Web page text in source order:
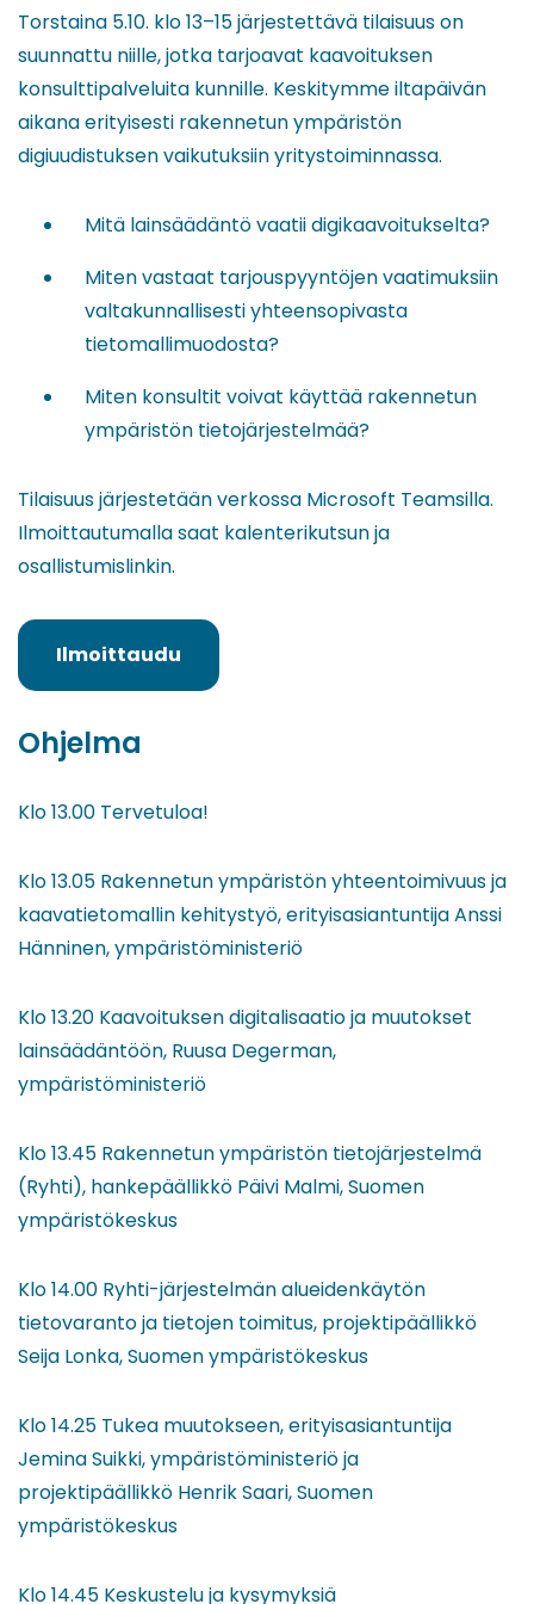
Torstaina 5.10. klo 13–15 järjestettävä tilaisuus on
suunnattu niille, jotka tarjoavat kaavoituksen
konsulttipalveluita kunnille. Keskitymme iltapäivän
aikana erityisesti rakennetun ympäristön
digiuudistuksen vaikutuksiin yritystoiminnassa.
Mitä lainsäädäntö vaatii digikaavoitukselta?
Miten vastaat tarjouspyyntöjen vaatimuksiin
valtakunnallisesti yhteensopivasta
tietomallimuodosta?
Miten konsultit voivat käyttää rakennetun
ympäristön tietojärjestelmää?
Tilaisuus järjestetään verkossa Microsoft Teamsilla.
Ilmoittautumalla saat kalenterikutsun ja
osallistumislinkin.
Ilmoittaudu
(siirryt
palveluun)
Ohjelma
Klo 13.00 Tervetuloa!
Klo 13.05 Rakennetun ympäristön yhteentoimivuus ja
kaavatietomallin kehitystyö, erityisasiantuntija Anssi
Hänninen, ympäristöministeriö
Klo 13.20 Kaavoituksen digitalisaatio ja muutokset
lainsäädäntöön, Ruusa Degerman,
ympäristöministeriö
Klo 13.45 Rakennetun ympäristön tietojärjestelmä
(Ryhti), hankepäällikkö Päivi Malmi, Suomen
ympäristökeskus
Klo 14.00 Ryhti-järjestelmän alueidenkäytön
tietovaranto ja tietojen toimitus, projektipäällikkö
Seija Lonka, Suomen ympäristökeskus
Klo 14.25 Tukea muutokseen, erityisasiantuntija
Jemina Suikki, ympäristöministeriö ja
projektipäällikkö Henrik Saari, Suomen
ympäristökeskus
Klo 14.45 Keskustelu ja kysymyksiä